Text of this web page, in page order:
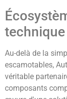
Au-delà de la
escamotables,
véritable
composants